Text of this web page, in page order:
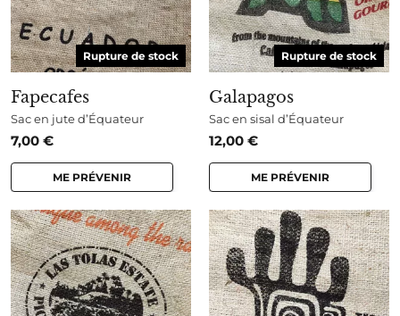
Rupture de stock
Fapecafes
Sac en jute d’Équateur
7,00 €
ME PRÉVENIR
Rupture de stock
Galapagos
Sac en sisal d’Équateur
12,00 €
ME PRÉVENIR